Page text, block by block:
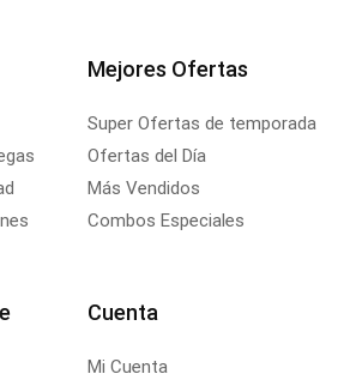
Mejores Ofertas
Super Ofertas de temporada
Ofertas del Día
Más Vendidos
Combos Especiales
Cuenta
Mi Cuenta